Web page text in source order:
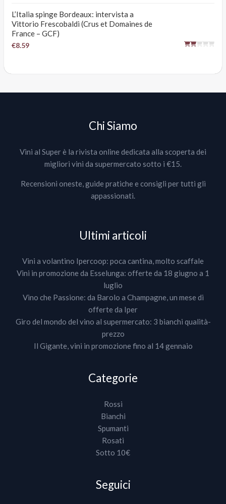
L’Italia spinge Bordeaux: intervista a
Vittorio Frescobaldi (Crus et Domaines de
France – GCF)
€8.59
Chi Siamo
Vini al Super è la rivista online dedicata alla scoperta dei
migliori vini da supermercato sotto i €15.
Recensioni oneste, guide pratiche e consigli per tutti gli
appassionati.
Ultimi articoli
Vini a volantino Ipercoop: poca cantina, molto scaffale
Vini in promozione da Esselunga: offerte da 18 giugno a 1
luglio
Vino che Passione: da Barolo a Champagne, un mese di
offerte da Iper
Giro del mondo del vino al supermercato: 3 bianchi qualità-
prezzo
Il Gigante, vini in promozione fino al 14 gennaio
Categorie
Rossi
Bianchi
Spumanti
Rosati
Sotto 10€
Seguici